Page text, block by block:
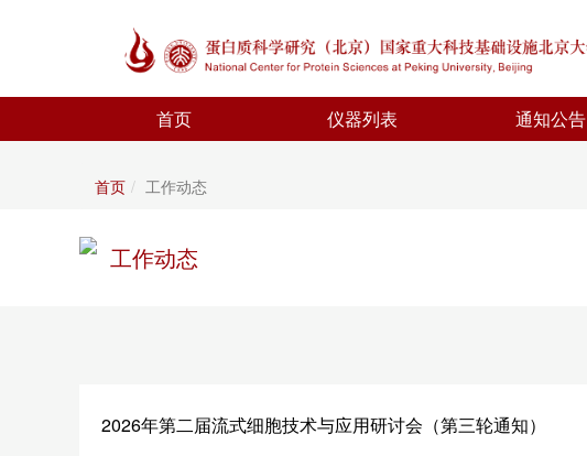
首页 仪器列表 通知公告
首页 工作动态
工作动态
2026年第二届流式细胞技术与应用研讨会（第三轮通知）